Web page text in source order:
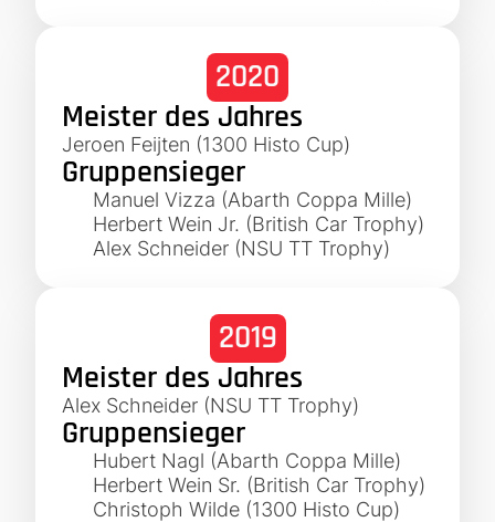
2020
Meister des Jahres
Jeroen Feijten (1300 Histo Cup)
Gruppensieger
Manuel Vizza (Abarth Coppa Mille)
Herbert Wein Jr. (British Car Trophy)
Alex Schneider (NSU TT Trophy)
2019
Meister des Jahres
Alex Schneider (NSU TT Trophy)
Gruppensieger
Hubert Nagl (Abarth Coppa Mille)
Herbert Wein Sr. (British Car Trophy)
Christoph Wilde (1300 Histo Cup)